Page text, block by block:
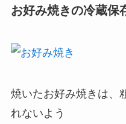
お好み焼きの冷蔵保
焼いたお好み焼きは、
れないよう